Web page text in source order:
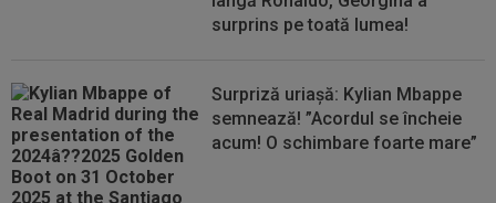
surprins pe toată lumea!
Surpriză uriașă: Kylian Mbappe
semnează! ”Acordul se încheie
acum! O schimbare foarte mare”